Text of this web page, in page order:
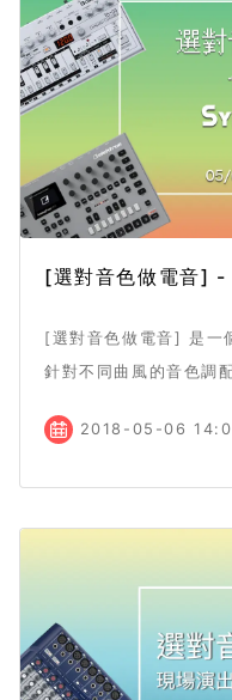
[選對音色做電音]
[選對音色做電音] 是一
針對不同曲風的音色調
2018-05-06